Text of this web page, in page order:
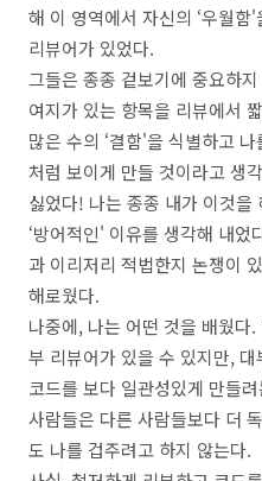
해 이 영역에서 자신의 ‘우월
리뷰어가 있었다.
그들은 종종 겉보기에 중요하
여지가 있는 항목을 리뷰에서
많은 수의 ‘결함'을 식별하고
처럼 보이게 만들 것이라고 생
싫었다! 나는 종종 내가 이것을
‘방어적인' 이유를 생각해 내었
과 이리저리 적법한지 논쟁이
해로웠다.
나중에, 나는 어떤 것을 배웠다
부 리뷰어가 있을 수 있지만,
코드를 보다 일관성있게 만들
사람들은 다른 사람들보다 더
도 나를 겁주려고 하지 않는다.